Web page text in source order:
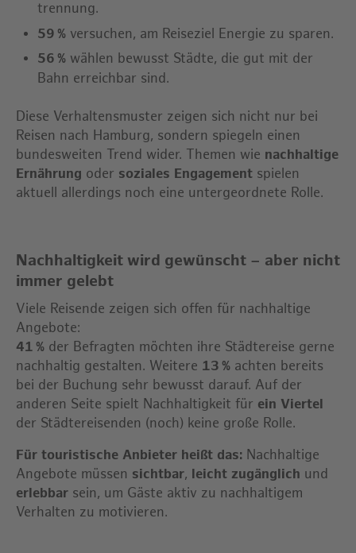
trennung.
59 % versuchen, am Reiseziel Energie zu sparen.
56 % wählen bewusst Städte, die gut mit der
Bahn erreichbar sind.
Diese Verhaltensmuster zeigen sich nicht nur bei
Reisen nach Hamburg, sondern spiegeln einen
bundesweiten Trend wider. Themen wie nachhaltige
Ernährung oder soziales Engagement spielen
aktuell allerdings noch eine untergeordnete Rolle.
Nachhaltigkeit wird gewünscht – aber nicht
immer gelebt
Viele Reisende zeigen sich offen für nachhaltige
Angebote:
41 % der Befragten möchten ihre Städtereise gerne
nachhaltig gestalten. Weitere 13 % achten bereits
bei der Buchung sehr bewusst darauf. Auf der
anderen Seite spielt Nachhaltigkeit für ein Viertel
der Städtereisenden (noch) keine große Rolle.
Für touristische Anbieter heißt das: Nachhaltige
Angebote müssen sichtbar, leicht zugänglich und
erlebbar sein, um Gäste aktiv zu nachhaltigem
Verhalten zu motivieren.